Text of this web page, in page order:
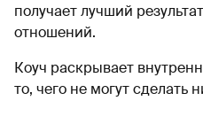
получает лучший
отношений.
Коуч раскрывает
то, чего не могут сделать